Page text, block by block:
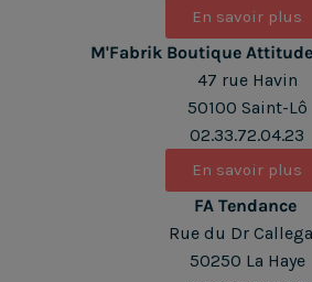
En savoir plus
M'Fabrik Boutique
47 rue Havin
50100 Saint-Lô
02.33.72.04.23
En savoir plus
FA Tendance
Rue du Dr
50250 La Haye